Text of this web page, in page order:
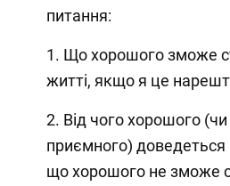
питання:
1. Що хорошого зможе
житті, якщо я це
2. Від чого хорошого
приємного) доведеться
що хорошого не зможе